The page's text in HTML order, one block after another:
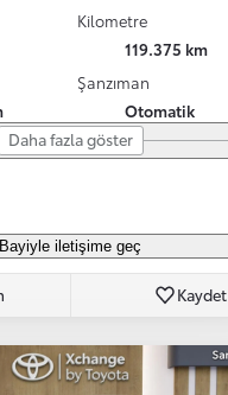
Kilometre
119.375 km
Şanzıman
Otomatik
Daha fazla göster
Bayiyle iletişime geç
Kaydet